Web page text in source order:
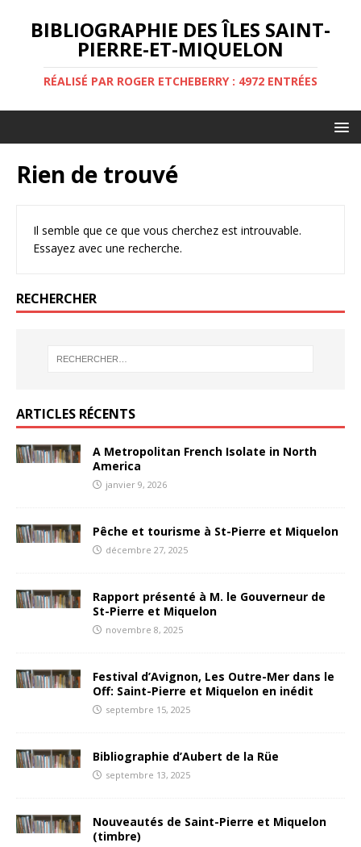
BIBLIOGRAPHIE DES ÎLES SAINT-
PIERRE-ET-MIQUELON
RÉALISÉ PAR ROGER ETCHEBERRY : 4972 ENTRÉES
Rien de trouvé
Il semble que ce que vous cherchez est introuvable.
Essayez avec une recherche.
RECHERCHER
ARTICLES RÉCENTS
A Metropolitan French Isolate in North
America
janvier 9, 2026
Pêche et tourisme à St-Pierre et Miquelon
décembre 27, 2025
Rapport présenté à M. le Gouverneur de
St-Pierre et Miquelon
novembre 8, 2025
Festival d’Avignon, Les Outre-Mer dans le
Off: Saint-Pierre et Miquelon en inédit
septembre 15, 2025
Bibliographie d’Aubert de la Rüe
septembre 13, 2025
Nouveautés de Saint-Pierre et Miquelon
(timbre)